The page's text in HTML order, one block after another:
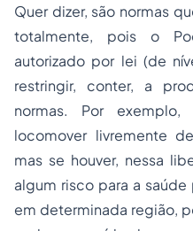
Quer dizer, são normas
totalmente, pois o
autorizado por lei (de
restringir, conter, a
normas. Por
locomover livremente
mas se houver, nessa
algum risco para a
em determinada região,